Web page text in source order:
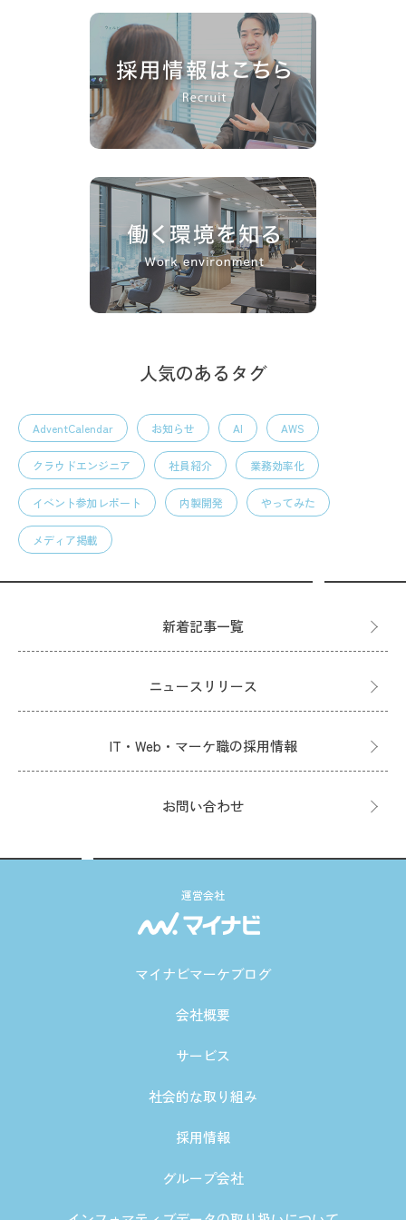
人気のあるタグ
AdventCalendar お知らせ AI AWS
クラウドエンジニア 社員紹介 業務効率化
イベント参加レポート 内製開発 やってみた
メディア掲載
新着記事一覧
ニュースリリース
IT・Web・マーケ職の採用情報
お問い合わせ
運営会社
マイナビマーケブログ
会社概要
サービス
社会的な取り組み
採用情報
グループ会社